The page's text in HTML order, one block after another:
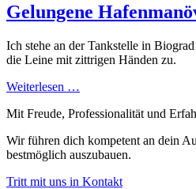
Gelungene
Ich stehe an der Tankstelle in
die Leine mit zittrigen Händen zu.
Weiterlesen …
Mit Freude, Professionalität und
Wir führen dich kompetent an dein
bestmöglich auszubauen.
Tritt mit uns in Kontakt